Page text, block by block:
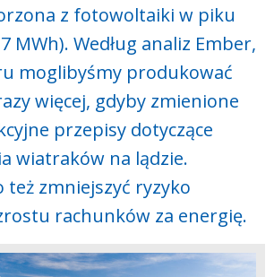
z fotowoltaiki w piku
MWh). Według analiz Ember,
moglibyśmy produkować
więcej, gdyby zmienione
przepisy dotyczące
wiatraków na lądzie.
też zmniejszyć ryzyko
rachunków za energię.